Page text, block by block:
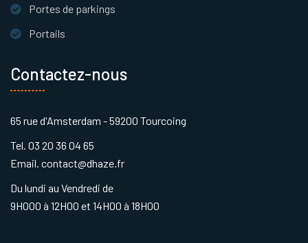
Portes de parkings
Portails
Contactez-nous
65 rue d'Amsterdam - 59200 Tourcoing
Tel. 03 20 36 04 65
Email. contact@dhaze.fr
Du lundi au Vendredi de
9H000 à 12H00 et 14H00 à 18H00